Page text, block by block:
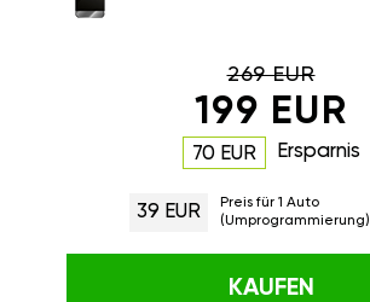
269 EUR
199 EUR
70 EUR Ersparnis
39 EUR
Preis für 1 Auto
(Umprogrammierung)
KAUFEN